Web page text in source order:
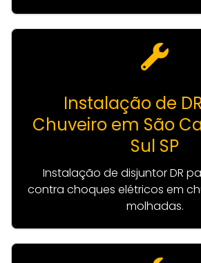
Instalação de
Chuveiro em São
Sul SP
Instalação de disjuntor DR
contra choques elétricos em
molhadas.